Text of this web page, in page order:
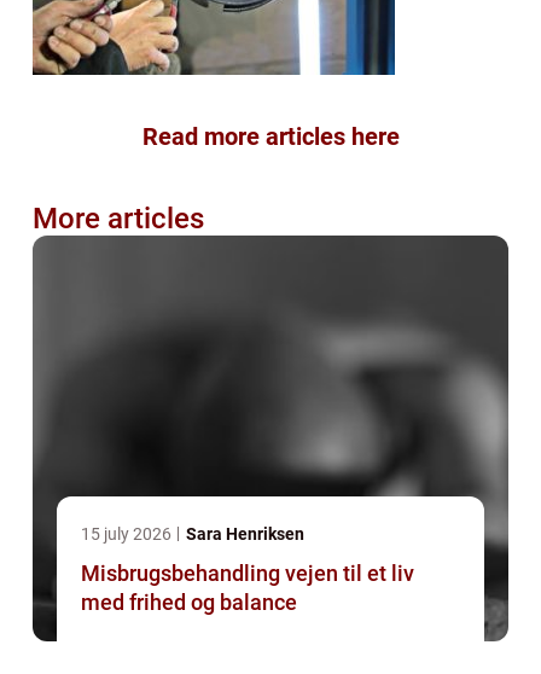
Read more articles here
More articles
15 july 2026 Sara Henriksen
Misbrugsbehandling vejen til et liv
med frihed og balance